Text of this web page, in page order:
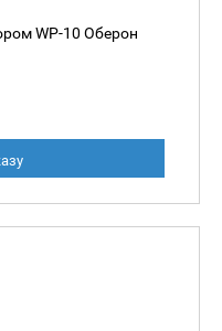
WP-10 Оберон